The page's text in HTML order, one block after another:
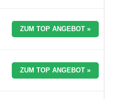
ZUM TOP ANGEBOT »
ZUM TOP ANGEBOT »